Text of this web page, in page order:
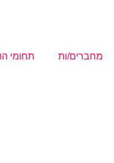
מחברים/ות תחומי